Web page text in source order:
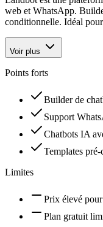
web et WhatsApp.
conditionnelle. Idéal
Voir plus
Points forts
Builder de
Support
Chatbots IA
Templates
Limites
Prix élevé
Plan gratuit